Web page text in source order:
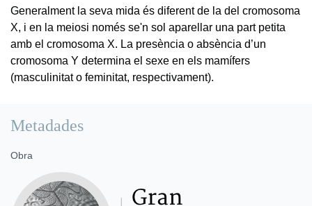
Generalment la seva mida és diferent de la del cromosoma
X, i en la meiosi només se'n sol aparellar una part petita
amb el cromosoma X. La presència o absència d’un
cromosoma Y determina el sexe en els mamífers
(masculinitat o feminitat, respectivament).
Metadades
Obra